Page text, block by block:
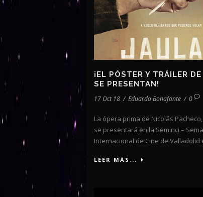
¡EL PÓSTER Y TRÁILER DE
SE PRESENTAN!
17 Oct 18 / Eduardo Bonafonte / 0
La ópera prima de Nicolás Pacheco,
se presentará en la Seminci –
Internacional de Cine de Valladolid
LEER MÁS...